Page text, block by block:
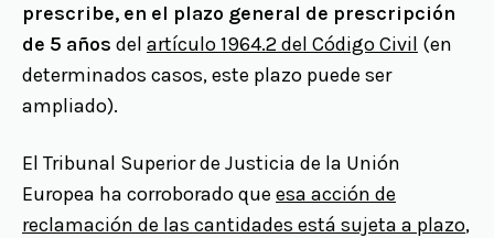
prescribe, en el plazo general de prescripción
de 5 años del artículo 1964.2 del Código Civil (en
determinados casos, este plazo puede ser
ampliado).
El Tribunal Superior de Justicia de la Unión
Europea ha corroborado que esa acción de
reclamación de las cantidades está sujeta a plazo,